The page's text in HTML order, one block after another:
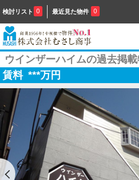
検討リスト 0 最近見た物件 0
ウインザーハイムの過去掲
賃料 ***万円